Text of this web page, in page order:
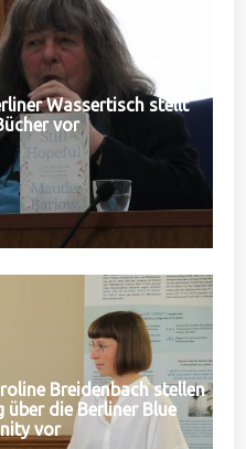
Wassertisch stellt
vor
Breidenbach stellen
die Berliner Blue
vor